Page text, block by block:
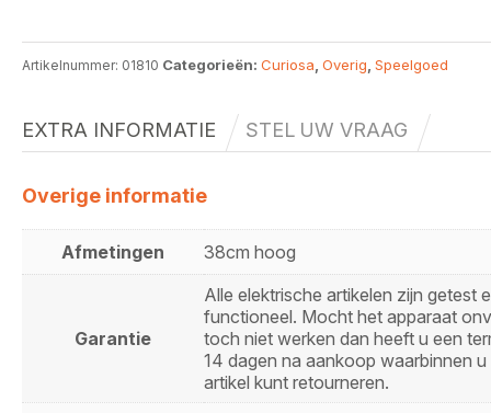
Artikelnummer: 01810 Categorieën: Curiosa Overig Speelgoed
EXTRA INFORMATIE STEL UW VRAAG
Overige informatie
Afmetingen 38cm hoog
Garantie
Alle elektrische artikelen zijn getest
functioneel. Mocht het apparaat
toch niet werken dan heeft u een
14 dagen na aankoop waarbinnen u
artikel kunt retourneren.